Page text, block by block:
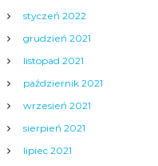
styczeń 2022
grudzień 2021
listopad 2021
październik 2021
wrzesień 2021
sierpień 2021
lipiec 2021